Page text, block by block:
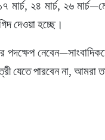
মার্চ, ২৪ মার্চ, ২৬
দেওয়া হচ্ছে।
যেতে পারবেন না, আমরা